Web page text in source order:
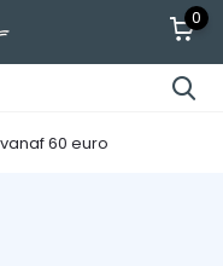
0
vanaf 60 euro